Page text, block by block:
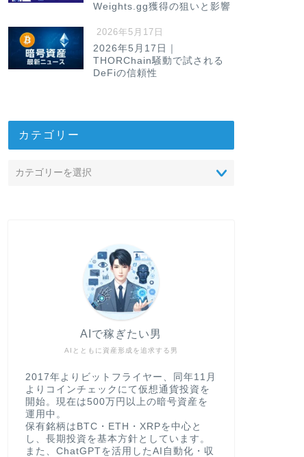
Weights.gg獲得の狙いと影響
2026年5月17日
2026年5月17日｜
THORChain騒動で試される
DeFiの信頼性
カテゴリー
AIとともに資産形成を追求する男
AIで稼ぎたい男
2017年よりビットフライヤー、同年11月
よりコインチェックにて仮想通貨投資を
開始。現在は500万円以上の暗号資産を
運用中。
保有銘柄はBTC・ETH・XRPを中心と
し、長期投資を基本方針としています。
また、ChatGPTを活用したAI自動化・収